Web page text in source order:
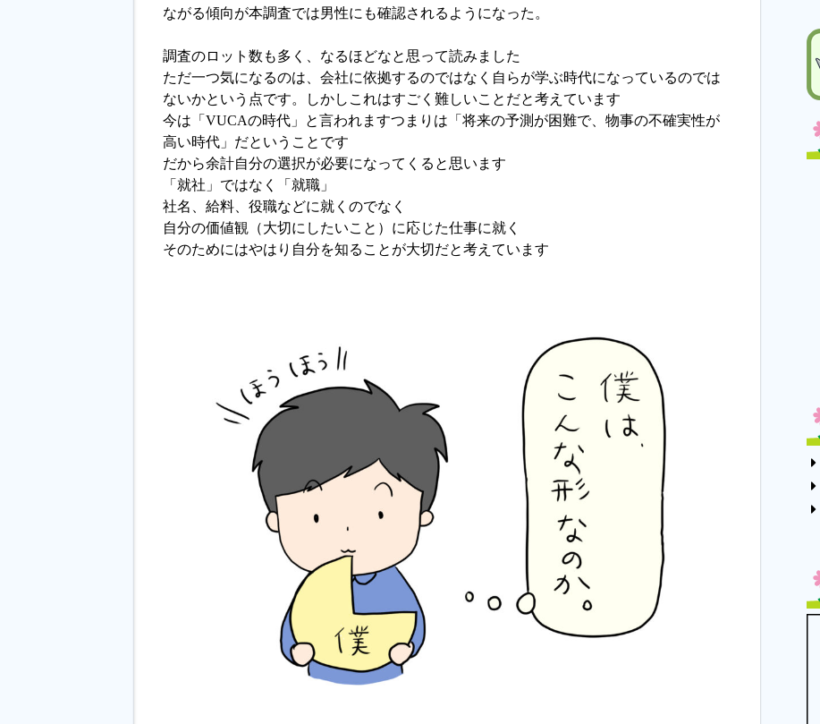
ながる傾向が本調査では男性にも確認されるようになった。
調査のロット数も多く、なるほどなと思って読みました
ただ一つ気になるのは、会社に依拠するのではなく自らが学ぶ時代になっているのでは
ないかという点です。しかしこれはすごく難しいことだと考えています
今は「VUCAの時代」と言われますつまりは「将来の予測が困難で、物事の不確実性が
高い時代」だということです
だから余計自分の選択が必要になってくると思います
「就社」ではなく「就職」
社名、給料、役職などに就くのでなく
自分の価値観（大切にしたいこと）に応じた仕事に就く
そのためにはやはり自分を知ることが大切だと考えています